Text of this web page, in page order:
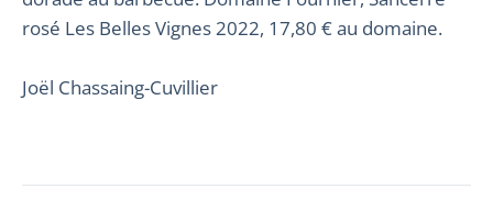
rosé Les Belles Vignes 2022, 17,80 € au domaine.
Joël Chassaing-Cuvillier